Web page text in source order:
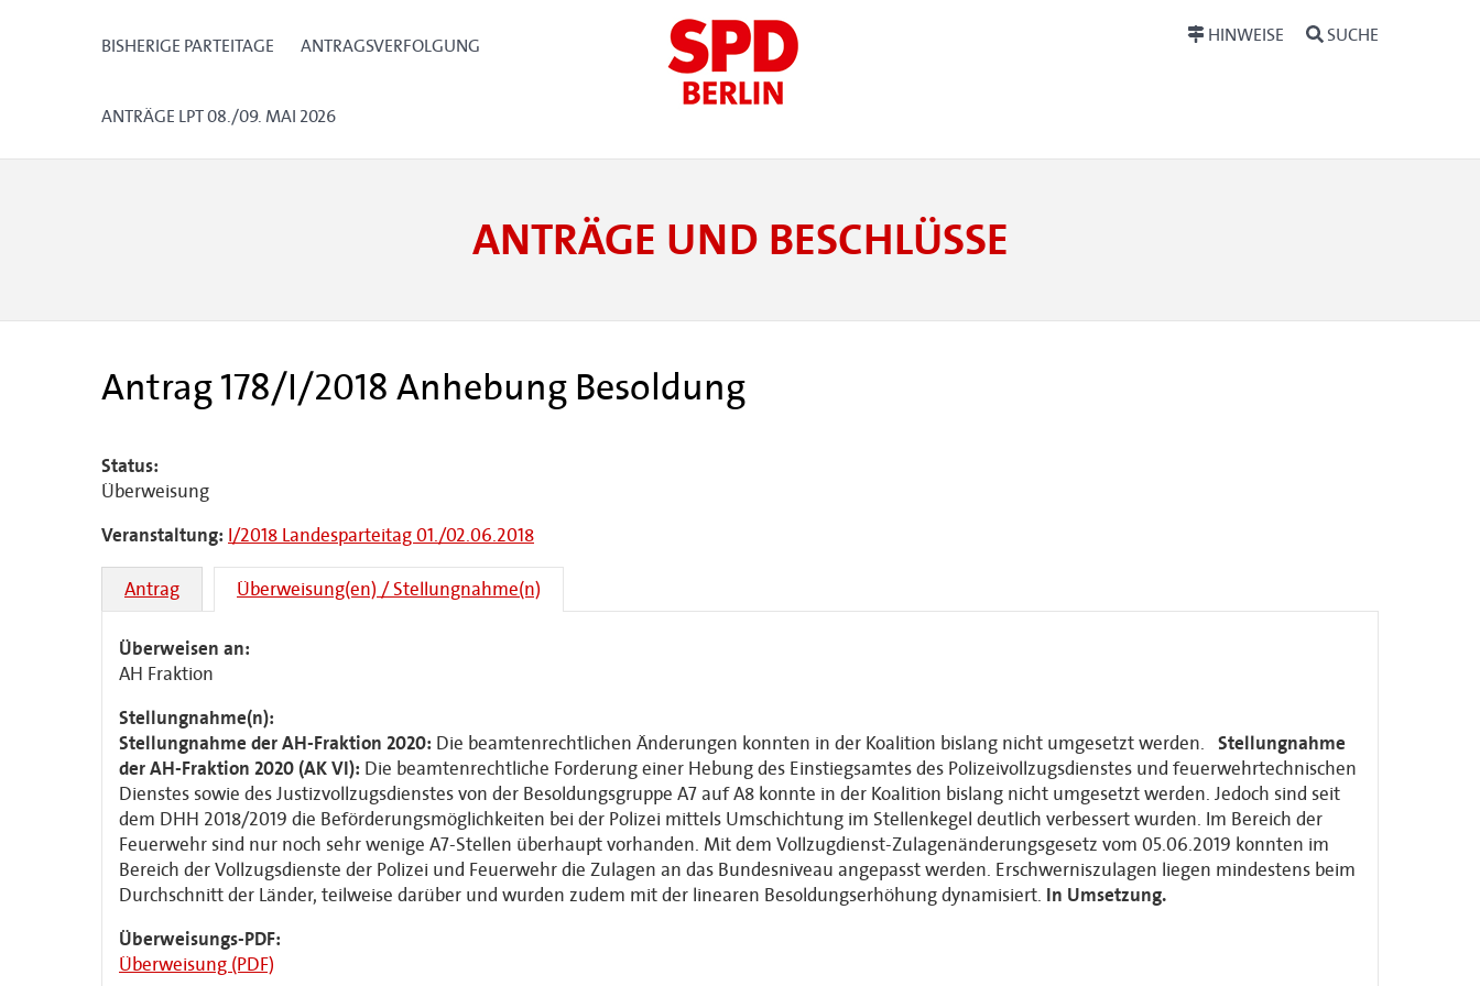
BISHERIGE PARTEITAGE ANTRAGSVERFOLGUNG
ANTRÄGE LPT 08./09. MAI 2026
HINWEISE SUCHE
ANTRÄGE UND BESCHLÜSSE
Antrag 178/I/2018 Anhebung Besoldung
Status:
Überweisung
Veranstaltung: I/2018 Landesparteitag 01./02.06.2018
Antrag Überweisung(en) / Stellungnahme(n)
Überweisen an:
AH Fraktion
Stellungnahme(n):
Stellungnahme der AH-Fraktion 2020: Die beamtenrechtlichen Änderungen konnten in der Koalition bislang nicht umgesetzt werden. Stellungnahme
der AH-Fraktion 2020 (AK VI): Die beamtenrechtliche Forderung einer Hebung des Einstiegsamtes des Polizeivollzugsdienstes und feuerwehrtechnischen
Dienstes sowie des Justizvollzugsdienstes von der Besoldungsgruppe A7 auf A8 konnte in der Koalition bislang nicht umgesetzt werden. Jedoch sind seit
dem DHH 2018/2019 die Beförderungsmöglichkeiten bei der Polizei mittels Umschichtung im Stellenkegel deutlich verbessert wurden. Im Bereich der
Feuerwehr sind nur noch sehr wenige A7-Stellen überhaupt vorhanden. Mit dem Vollzugdienst-Zulagenänderungsgesetz vom 05.06.2019 konnten im
Bereich der Vollzugsdienste der Polizei und Feuerwehr die Zulagen an das Bundesniveau angepasst werden. Erschwerniszulagen liegen mindestens beim
Durchschnitt der Länder, teilweise darüber und wurden zudem mit der linearen Besoldungserhöhung dynamisiert. In Umsetzung.
Überweisungs-PDF:
Überweisung (PDF)